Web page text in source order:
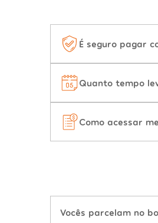
É seguro pagar
Quanto tempo
Como acessar
Vocês parcelam no